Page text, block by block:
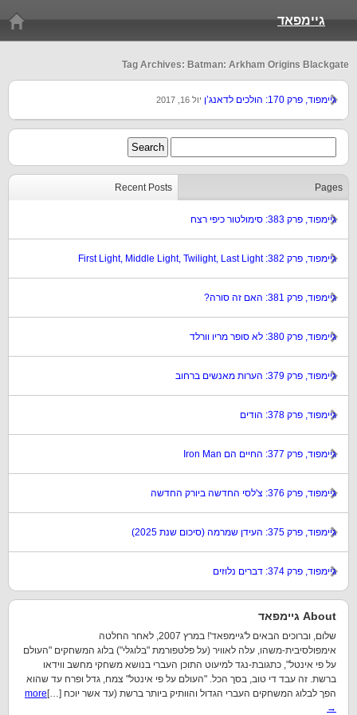
גיימפאד
Tag Archives: Batman: Arkham Origins Blackgate
גיימפוד, פרק 170: הולכים לדאנג’ן יול 16, 2017
Recent Posts Pages
גיימפוד, פרק 383: סימולטור כיפי רצח
גיימפוד, פרק 382: First Light, Middle Light, Twilight, Last Light
גיימפוד, פרק 381: האם זה סורה?
גיימפוד, פרק 380: לא סופר מריו וורלד
גיימפוד, פרק 379: הערות מאנשים ברחוב
גיימפוד, פרק 378: הודים
גיימפוד, פרק 377: החיים הם Iron Man
גיימפוד, פרק 376: צ'לסי החדשה ביורק החדשה
גיימפוד, פרק 375: העידן שמרמה (סיכום שנת 2025)
גיימפוד, פרק 374: דברים נלוזים
About גיימפאד
שלום, וברוכים הבאים ל'גיימפאד'! במרץ 2007, לאחר החלטה
אימפולסיבית-משהו, עלה לאוויר (על פלטפורמת "בלוגלי") בלוג המשחקים "העולם
על פי אינטל", כתגובת-נגד למיעוט התוכן העברי בנושא משחקי מחשב ווידאו
ברשת. זה עבד די טוב, בסך הכל. "העולם על פי אינטל" צמח, גדל ופרח עד שהוא
הפך לבלוג המשחקים העברי הגדול והוותיק ביותר ברשת (עד אשר יוכח […] more
→